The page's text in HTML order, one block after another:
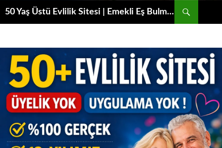
50 Yaş Üstü Evlilik Sitesi | Emekli Eş Bulma Platformu